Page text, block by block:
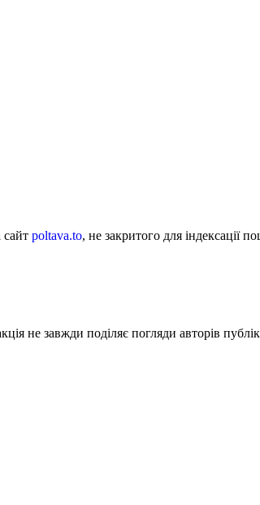
сайт poltava.to, не закритого для індексації
не завжди поділяє погляди авторів